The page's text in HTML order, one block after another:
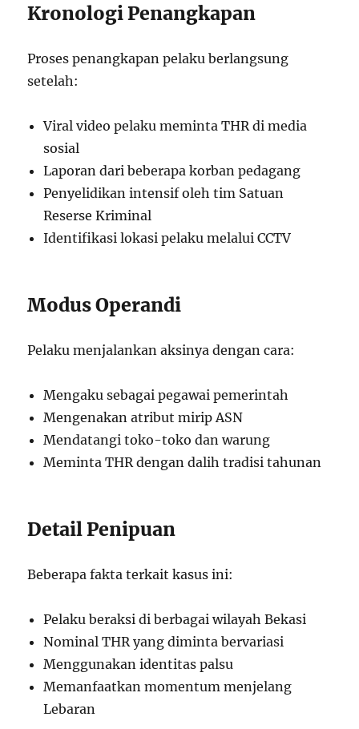
Kronologi Penangkapan
Proses penangkapan pelaku berlangsung
setelah:
Viral video pelaku meminta THR di media
sosial
Laporan dari beberapa korban pedagang
Penyelidikan intensif oleh tim Satuan
Reserse Kriminal
Identifikasi lokasi pelaku melalui CCTV
Modus Operandi
Pelaku menjalankan aksinya dengan cara:
Mengaku sebagai pegawai pemerintah
Mengenakan atribut mirip ASN
Mendatangi toko-toko dan warung
Meminta THR dengan dalih tradisi tahunan
Detail Penipuan
Beberapa fakta terkait kasus ini:
Pelaku beraksi di berbagai wilayah Bekasi
Nominal THR yang diminta bervariasi
Menggunakan identitas palsu
Memanfaatkan momentum menjelang
Lebaran